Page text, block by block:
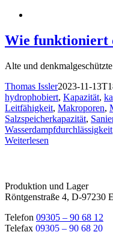
Wie funktioniert
Alte und
Thomas Issler2023-11-
hydrophobiert, Kapazität,
Leitfähigkeit, Makroporen,
Salzspeicherkapazität,
Wasserdampfdurchlässigkeit
Weiterlesen
Produktion und Lager
Röntgenstraße 4, D-97230
Telefon 09305 – 90 68 12
Telefax 09305 – 90 68 20